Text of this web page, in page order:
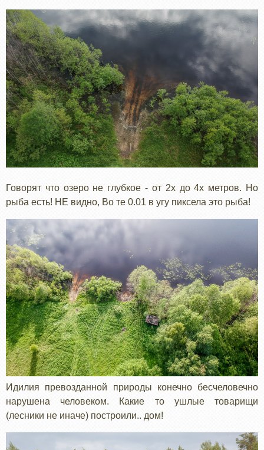
Говорят что озеро не глубкое - от 2х до 4х метров. Но
рыба есть! НЕ видно, Во те 0.01 в угу пиксела это рыба!
Идилия превозданной природы конечно бесчеловечно
нарушена человеком. Какие то ушлые товарищи
(лесники не иначе) построили.. дом!